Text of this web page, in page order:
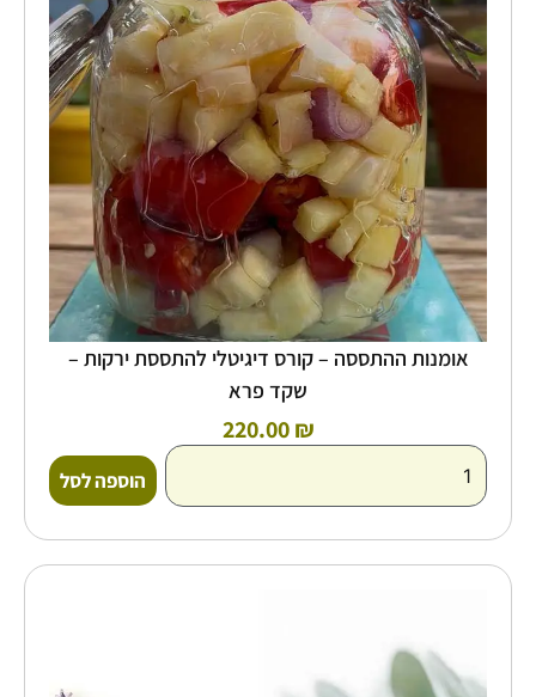
אומנות ההתססה – קורס דיגיטלי להתססת ירקות –
שקד פרא
220.00₪
קורס
דיגיטלי
להתססת
פרא
הוספה לסל
דיגיטלית